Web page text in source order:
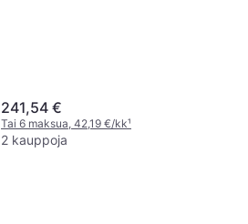
241,54 €
Tai 6 maksua, 42,19 €/kk¹
2 kauppoja